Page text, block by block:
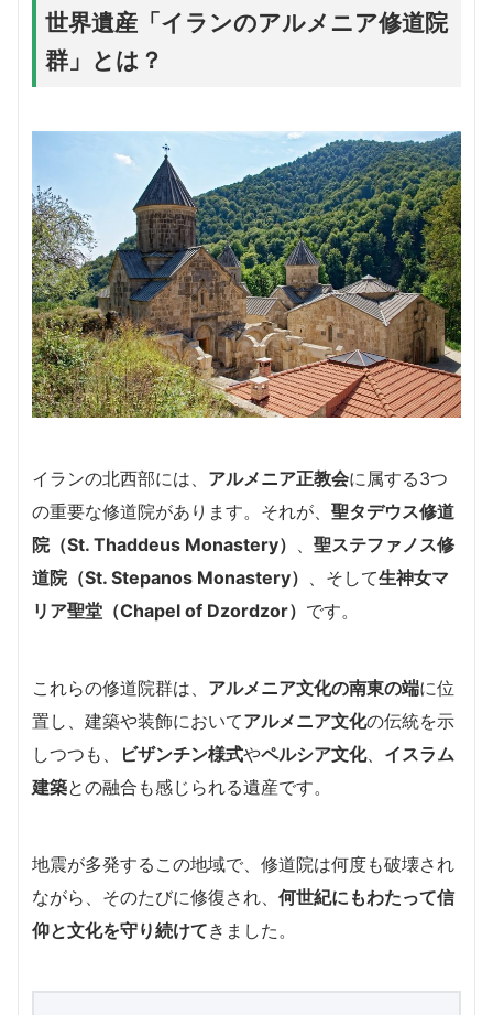
世界遺産「イランのアルメニア修道院
群」とは？
イランの北西部には、 アルメニア正教会に属する3つ
の重要な修道院があります。それが、 聖タデウス修道
院（St. Thaddeus Monastery）
聖ステファノス修
道院（St. Stepanos Monastery）
、そして生神女マ
リア聖堂（Chapel of Dzordzor） です。
これらの修道院群は、 アルメニア文化の南東の端に位
置し、建築や装飾においてアルメニア文化の伝統を示
しつつも、
ビザンチン様式やペルシア文化、 イスラム
建築との融合も感じられる遺産です。
地震が多発するこの地域で、修道院は何度も破壊され
ながら、そのたびに修復され、 何世紀にもわたって信
仰と文化を守り続けてきました。